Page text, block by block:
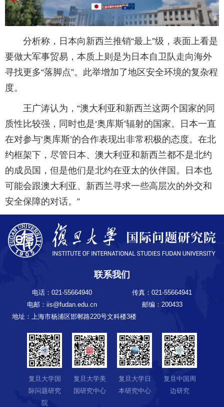
分析称，日本向新西兰推销“最上”级，表面上看是
要做大军事贸易，本质上则是为日本自卫队走向海外
寻找更多“落脚点”。此举增加了地区安全环境的复杂程
度。
王广涛认为，“澳大利亚和新西兰这两个国家的同
质性比较强，同时也是‘奥库斯’辐射的国家。日本一直
在对参与‘奥库斯’的合作表现出非常积极的态度。在北
约框架下，尽管日本、澳大利亚和新西兰都不是北约
的成员国，但是他们是北约在亚太的伙伴国。日本也
可能会跟澳大利亚、新西兰寻求一些高层次的外交和
安全保障的对话。”
联系我们
电话：021-55664940
传真：021-55664941
电邮：iis@fudan.edu.cn
邮编：200433
地址：上海市杨浦区邯郸路220号文科楼3楼
复旦大学国
际问题研究
院
复旦大学美
国研究中心
复旦大学日
本研究中心
复旦中国周
边研究